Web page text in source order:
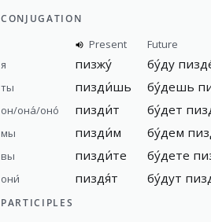
CONJUGATION
Present
Future
я
пизжу́ бу́ду
ты пизди́шь бу́дешь
он/она́/оно́ пизди́т бу́дет
мы пизди́м бу́дем
вы пизди́те бу́дете
они́ пиздя́т бу́дут
PARTICIPLES